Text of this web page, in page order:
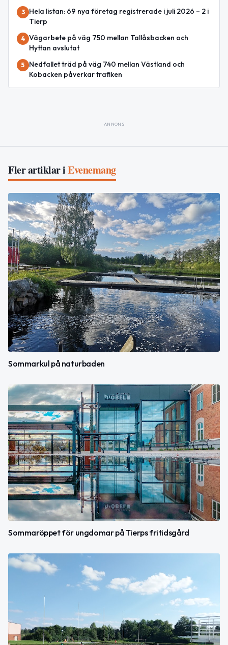
3
Hela listan: 69 nya företag registrerade i juli 2026 – 2 i
Tierp
4 Vägarbete på väg 750 mellan Tallåsbacken och
Hyttan avslutat
5
Nedfallet träd på väg 740 mellan Västland och
Kobacken påverkar trafiken
ANNONS
Fler artiklar iEvenemang
Sommarkul på naturbaden
Sommaröppet för ungdomar på Tierps fritidsgård